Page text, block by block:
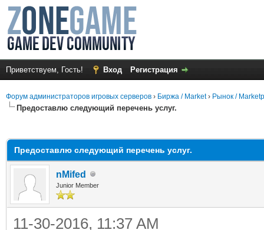
Приветствуем, Гость! Вход Регистрация
Форум администраторов игровых серверов › Биржа / Market› Рынок /
Предоставлю следующий перечень услуг.
Предоставлю следующий перечень услуг.
nMifed
Junior Member
11-30-2016, 11:37 AM